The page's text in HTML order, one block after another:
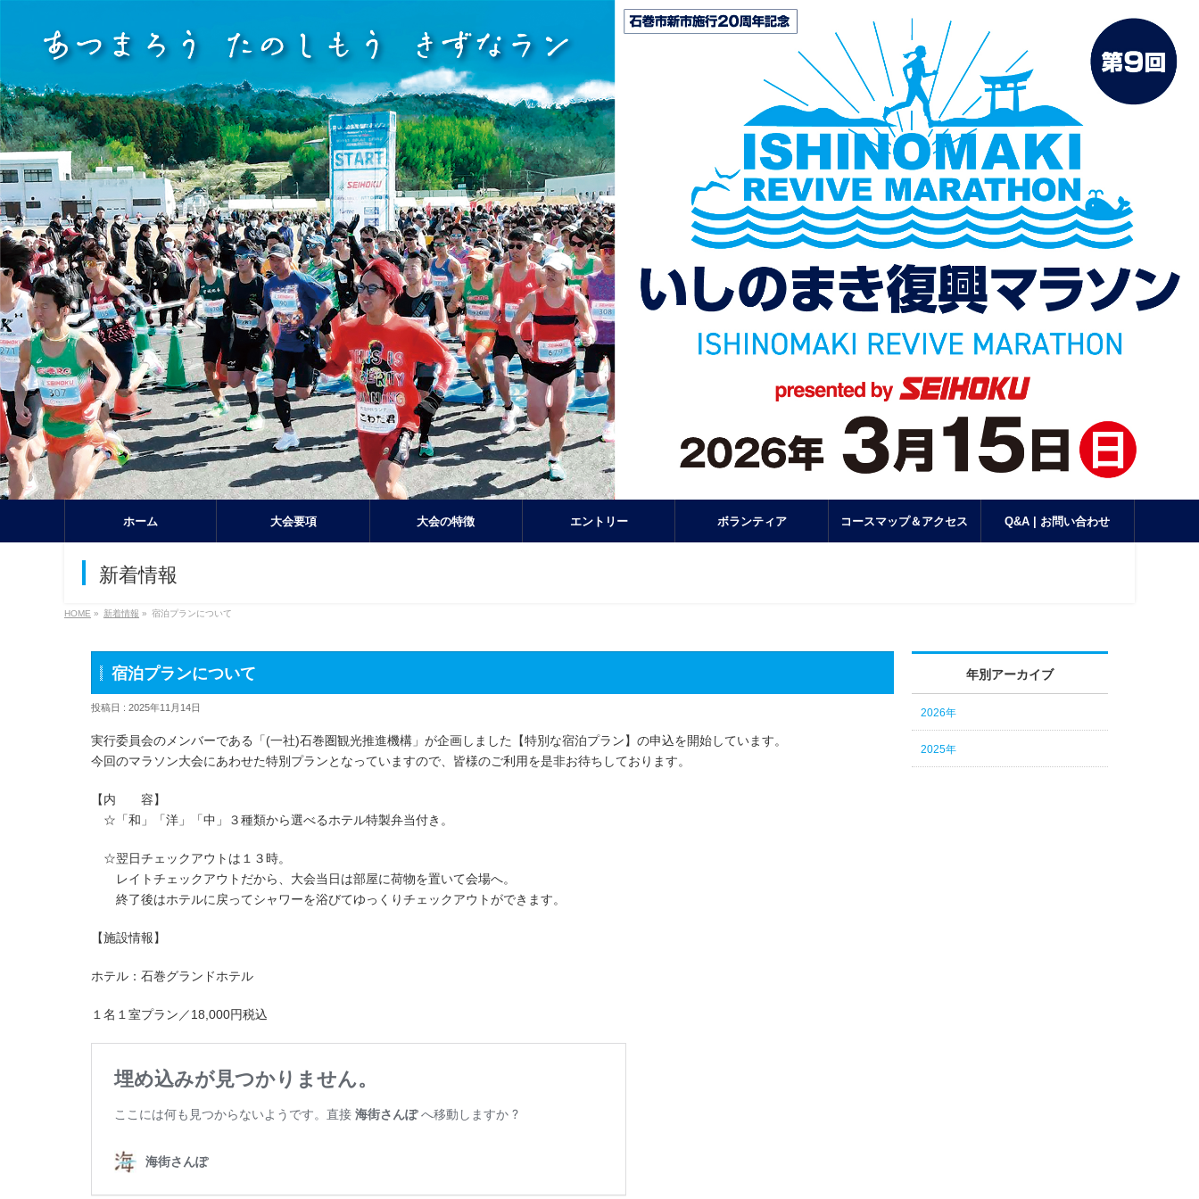
ホーム 大会要項 大会の特徴 エントリー ボランティア コースマップ＆アクセス Q&A | お問い合わせ
新着情報
HOME » 新着情報 » 宿泊プランについて
宿泊プランについて
投稿日 : 2025年11月14日
実行委員会のメンバーである「(一社)石巻圏観光推進機構」が企画しました【特別な宿泊プラン】の申込を開始しています。
今回のマラソン大会にあわせた特別プランとなっていますので、皆様のご利用を是非お待ちしております。
【内 容】
☆「和」「洋」「中」３種類から選べるホテル特製弁当付き。
☆翌日チェックアウトは１３時。
レイトチェックアウトだから、大会当日は部屋に荷物を置いて会場へ。
終了後はホテルに戻ってシャワーを浴びてゆっくりチェックアウトができます。
【施設情報】
ホテル：石巻グランドホテル
１名１室プラン／18,000円税込
年別アーカイブ
2026年
2025年